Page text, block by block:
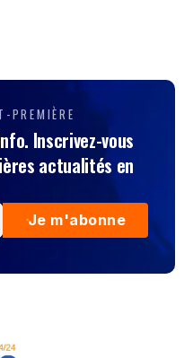
PREMIÈRE
Inscrivez-vous
actualités en
Je m'abonne